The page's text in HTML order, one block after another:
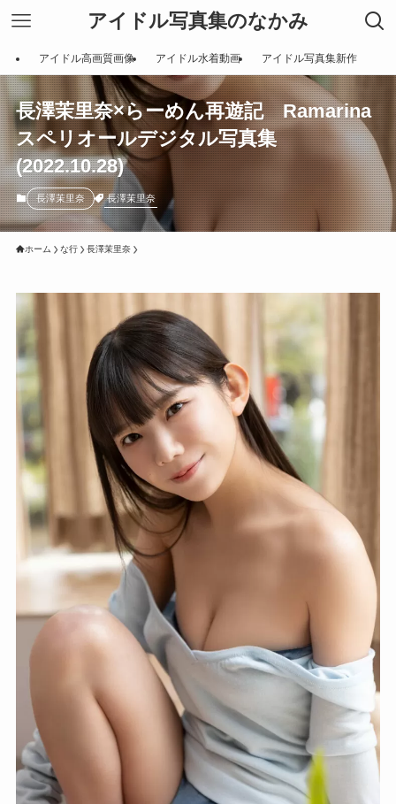
アイドル写真集のなかみ
アイドル高画質画像 アイドル水着動画 アイドル写真集新作
長澤茉里奈×らーめん再遊記 Ramarina
スペリオールデジタル写真集
(2022.10.28)
長澤茉里奈 長澤茉里奈
ホーム な行 長澤茉里奈